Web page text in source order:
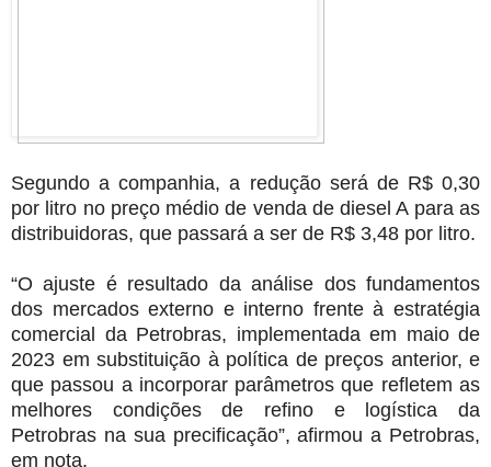
Segundo a companhia, a redução será de R$ 0,30
por litro no preço médio de venda de diesel A para as
distribuidoras, que passará a ser de R$ 3,48 por litro.
“O ajuste é resultado da análise dos fundamentos
dos mercados externo e interno frente à estratégia
comercial da Petrobras, implementada em maio de
2023 em substituição à política de preços anterior, e
que passou a incorporar parâmetros que refletem as
melhores condições de refino e logística da
Petrobras na sua precificação”, afirmou a Petrobras,
em nota.